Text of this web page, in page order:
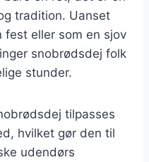
tradition. Uanset
eller som en sjov
snobrødsdej folk
stunder.
tilpasses
hvilket gør den til
udendørs